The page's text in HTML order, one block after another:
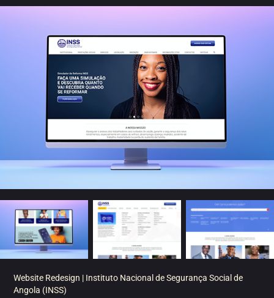
Website Redesign | Instituto Nacional de Segurança Social de
Angola (INSS)